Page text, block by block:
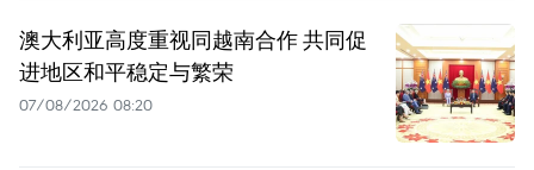
澳大利亚高度重视同越南合作 共同促
进地区和平稳定与繁荣
07/08/2026 08:20